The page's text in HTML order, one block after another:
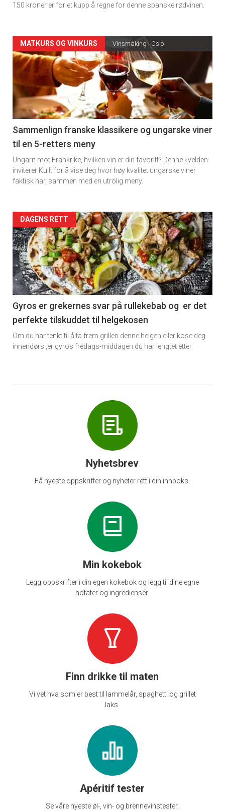
150 kroner er for et kupp å regne for denne spanske rødvinen.
Forsiden
akkurat
nå
-
5
MATKURS OG VINKURS Vinsmaking i Oslo
Sammenlign franske klassikere og ungarske viner
til en 5-retters meny
Ungarn mot Frankrike, hvilken vin er din favoritt? Denne kvelden
inviterer Kullt for å vise deg hvor høy kvalitet ungarske viner
faktisk har, sammen med en utrolig meny.
Forsiden
akkurat
nå
-
6
DAGENS RETT
Gyros er grekernes svar på rullekebab og er det
perfekte tilskuddet til helgekosen
Om du har tenkt til å ta frem grillen denne helgen eller kose deg
innendørs ,er gyros fredags-middagen du har lengtet etter.
Nyhetsbrev
Få nyeste oppskrifter og nyheter rett i din innboks.
Min kokebok
Legg oppskrifter i din egen kokebok og legg til dine egne
notater og ingredienser.
Finn drikke til maten
Vi vet hva som er best til lammelår, spaghetti og grillet
laks.
Apéritif tester
Se våre nyeste øl-, vin- og brennevinstester.